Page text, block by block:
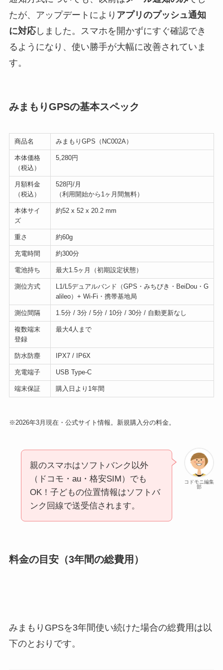
たが、アップデートにより アプリのプッシュ通知
に対応しました。スマホを開かずにすぐ確認でき
るようになり、使い勝手が大幅に改善されていま
す。
みまもりGPSの基本スペック
商品名 みまもりGPS（NC002A）
本体価格
（税込）
5,280円
月額料金
（税込）
528円/月
（利用開始から1ヶ月間無料）
本体サイ
ズ
約52 x 52 x 20.2 mm
重さ 約60g
充電時間 約300分
電池持ち 最大1.5ヶ月（初期設定状態）
測位方式
L1/L5デュアルバンド（GPS・みちびき・BeiDou・G
alileo）+ Wi-Fi・携帯基地局
測位間隔 1.5分 / 3分 / 5分 / 10分 / 30分 / 自動更新なし
複数端末
登録
最大4人まで
防水防塵 IPX7 / IP6X
充電端子 USB Type-C
端末保証 購入日より1年間
※2026年3月現在・公式サイト情報。新規購入分の料金。
コドモニ編集
部
親のスマホはソフトバンク以外
（ドコモ・au・格安SIM）でも
OK！子どもの位置情報はソフトバ
ンク回線で送受信されます。
料金の目安（3年間の総費用）
みまもりGPSを3年間使い続けた場合の総費用は以
下のとおりです。